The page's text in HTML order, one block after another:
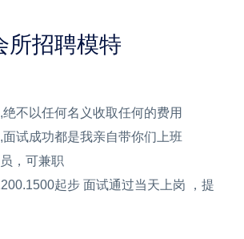
所招聘模特
不以任何名义收取任何的费用
试成功都是我亲自带你们上班
，可兼职
起步 面试通过当天上岗 ，提